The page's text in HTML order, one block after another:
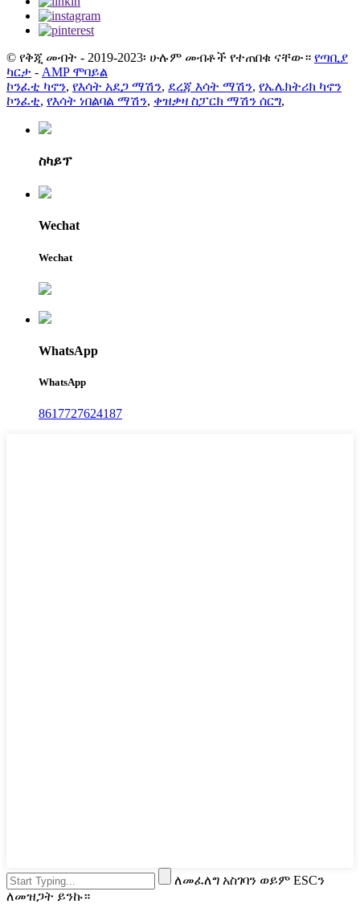
© የቅጂ መብት - 2019-2023፡ ሁሉም መብቶች የተጠበቁ ናቸው። የጣቢያ
ካርታ - AMP ሞባይል
ኮንፈቲ ካኖን, የእሳት አደጋ ማሽን, ደረጃ እሳት ማሽን, የኤሌክትሪክ ካኖን
ኮንፈቲ, የእሳት ነበልባል ማሽን, ቀዝቃዛ ስፓርክ ማሽን ሰርግ,
ስካይፕ
Wechat
Wechat
WhatsApp
WhatsApp
8617727624187
ለመፈለግ አስገባን ወይም ESCን
ለመዝጋት ይንኩ።